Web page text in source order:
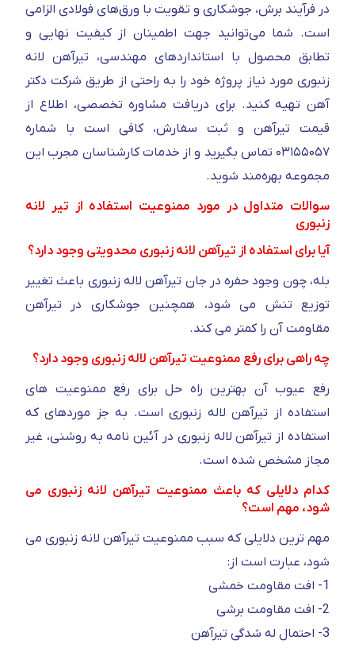
در فرآیند برش، جوشکاری و تقویت با ورق‌های فولادی الزامی
است. شما می‌توانید جهت اطمینان از کیفیت نهایی و
تطابق محصول با استانداردهای مهندسی، تیرآهن لانه
زنبوری مورد نیاز پروژه خود را به راحتی از طریق شرکت دکتر
آهن تهیه کنید. برای دریافت مشاوره تخصصی، اطلاع از
قیمت تیرآهن و ثبت سفارش، کافی است با شماره
۰۳۱۵۵۰۵۷ تماس بگیرید و از خدمات کارشناسان مجرب این
مجموعه بهره‌مند شوید.
سوالات متداول در مورد ممنوعیت استفاده از تیر لانه
زنبوری
آیا برای استفاده از تیرآهن لانه زنبوری محدویتی وجود دارد؟
بله، چون وجود حفره در جان تیرآهن لاله زنبوری باعث تغییر
توزیع تنش می شود، همچنین جوشکاری در تیرآهن
مقاومت آن را کمتر می کند.
چه راهی برای رفع ممنوعیت تیرآهن لاله زنبوری وجود دارد؟
رفع عیوب آن بهترین راه حل برای رفع ممنوعیت های
استفاده از تیرآهن لاله زنبوری است. به جز موردهای که
استفاده از تیرآهن لاله زنبوری در آئین نامه به روشنی، غیر
مجاز مشخص شده است.
کدام دلایلی که باعث ممنوعیت تیرآهن لانه زنبوری می
شود، مهم است؟
مهم ترین دلایلی که سبب ممنوعیت تیرآهن لانه زنبوری می
شود، عبارت است از:
1- افت مقاومت خمشی
2- افت مقاومت برشی
3- احتمال له شدگی تیرآهن